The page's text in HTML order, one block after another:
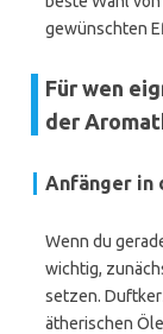
gewünschten
Für wen
der
Anfänger in
Wenn du
wichtig,
setzen.
ätherischen